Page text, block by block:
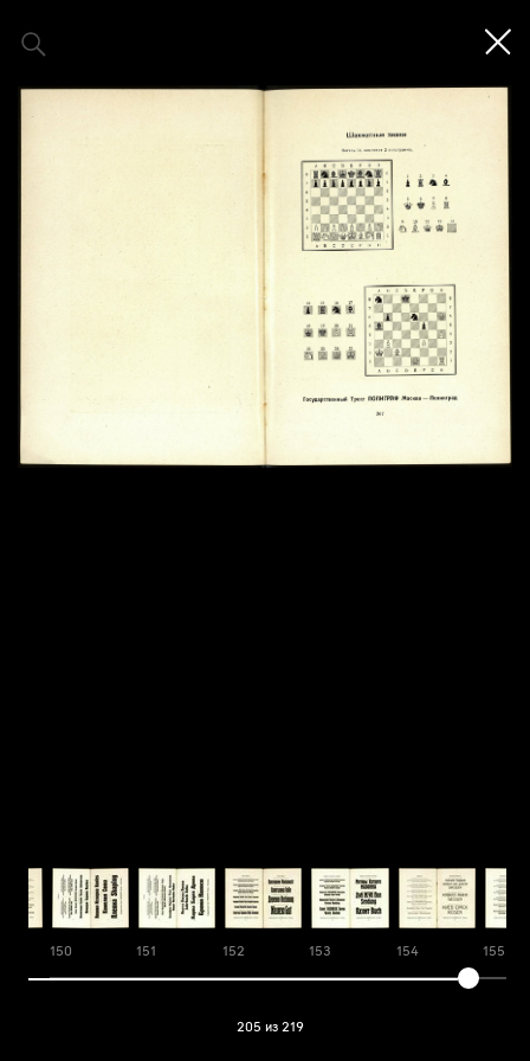
150 151 152 153 154 155
205 из 219